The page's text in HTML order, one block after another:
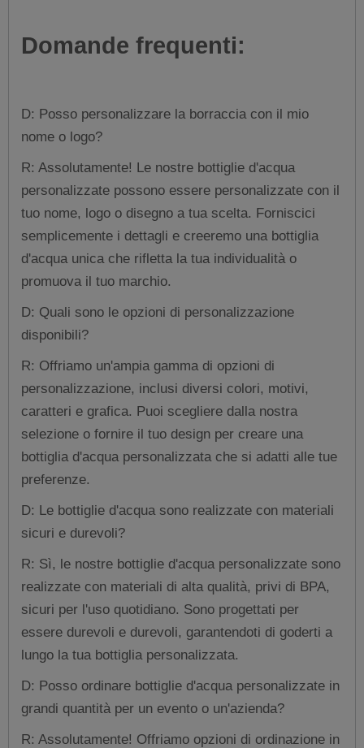
Domande frequenti:
D: Posso personalizzare la borraccia con il mio
nome o logo?
R: Assolutamente! Le nostre bottiglie d'acqua
personalizzate possono essere personalizzate con il
tuo nome, logo o disegno a tua scelta. Forniscici
semplicemente i dettagli e creeremo una bottiglia
d'acqua unica che rifletta la tua individualità o
promuova il tuo marchio.
D: Quali sono le opzioni di personalizzazione
disponibili?
R: Offriamo un'ampia gamma di opzioni di
personalizzazione, inclusi diversi colori, motivi,
caratteri e grafica. Puoi scegliere dalla nostra
selezione o fornire il tuo design per creare una
bottiglia d'acqua personalizzata che si adatti alle tue
preferenze.
D: Le bottiglie d'acqua sono realizzate con materiali
sicuri e durevoli?
R: Sì, le nostre bottiglie d'acqua personalizzate sono
realizzate con materiali di alta qualità, privi di BPA,
sicuri per l'uso quotidiano. Sono progettati per
essere durevoli e durevoli, garantendoti di goderti a
lungo la tua bottiglia personalizzata.
D: Posso ordinare bottiglie d'acqua personalizzate in
grandi quantità per un evento o un'azienda?
R: Assolutamente! Offriamo opzioni di ordinazione in